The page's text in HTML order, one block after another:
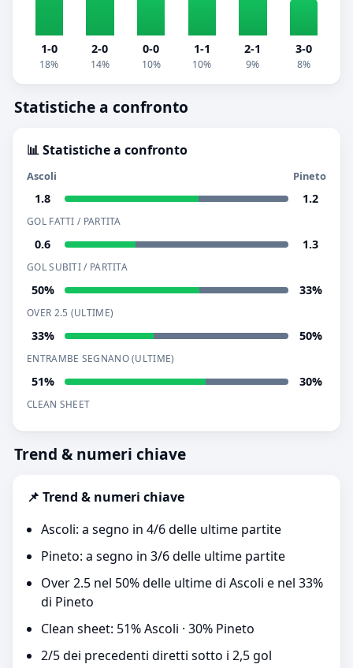
1-0
18%
2-0
14%
0-0
10%
1-1
10%
2-1
9%
3-0
8%
Statistiche a confronto
📊 Statistiche a confronto
Ascoli Pineto
1.8 1.2
GOL FATTI / PARTITA
0.6 1.3
GOL SUBITI / PARTITA
50% 33%
OVER 2.5 (ULTIME)
33% 50%
ENTRAMBE SEGNANO (ULTIME)
51% 30%
CLEAN SHEET
Trend & numeri chiave
📌 Trend & numeri chiave
Ascoli: a segno in 4/6 delle ultime partite
Pineto: a segno in 3/6 delle ultime partite
Over 2.5 nel 50% delle ultime di Ascoli e nel 33%
di Pineto
Clean sheet: 51% Ascoli · 30% Pineto
2/5 dei precedenti diretti sotto i 2,5 gol